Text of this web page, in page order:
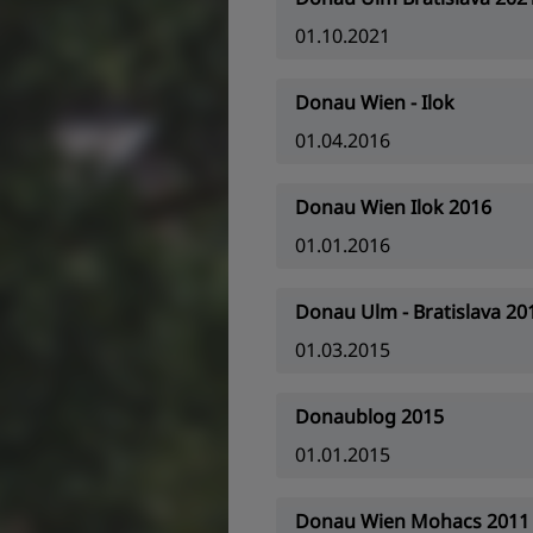
01.10.2021
Donau Wien - Ilok
01.04.2016
Donau Wien Ilok 2016
01.01.2016
Donau Ulm - Bratislava
01.03.2015
Donaublog 2015
01.01.2015
Donau Wien Mohacs 2011